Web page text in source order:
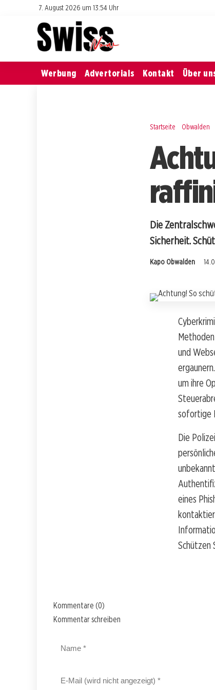
7. August 2026 um 13:54 Uhr
Werbung Advertorials Kontakt Über
Startseite Obwalden
Die
Sicherheit.
Kapo Obwalden
und
um ihre
sofortige
Die
eines
Schützen
Kommentare (0)
Kommentar schreiben